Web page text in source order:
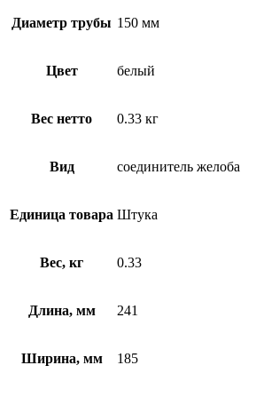
Диаметр трубы 150 мм
Цвет белый
Вес нетто 0.33 кг
Вид соединитель желоба
Единица товара Штука
Вес, кг 0.33
Длина, мм 241
Ширина, мм 185